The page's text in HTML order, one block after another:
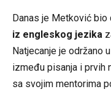
Danas je Metković bio
iz engleskog jezika
Natjecanje je održano u
između pisanja i prvih
sa svojim mentorima